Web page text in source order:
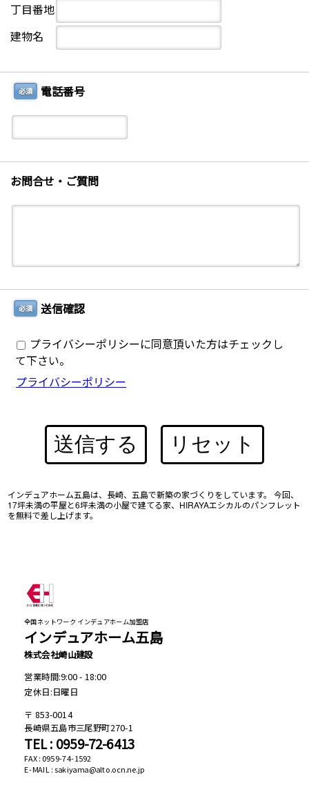
丁目番地
建物名
必須 電話番号
お問合せ・ご質問
必須 送信確認
プライバシーポリシーに同意頂いた方はチェックし
て下さい。
プライバシーポリシー
送信する リセット
インデュアホーム五島は、長崎、五島で新築の家づくりをしています。 今回、
17坪未満の平屋と6坪未満の小屋で建てる家、HIRAYAエシカルのパンフレット
を無料で差し上げます。
全国ネットワーク インデュアホーム加盟店
インデュアホーム五島
株式会社崎山建設
営業時間:9:00 - 18:00
定休日:日曜日
853-0014
長崎県五島市三尾野町270-1
TEL : 0959-72-6413
FAX : 0959-74-1592
E-MAIL : sakiyama@alto.ocn.ne.jp